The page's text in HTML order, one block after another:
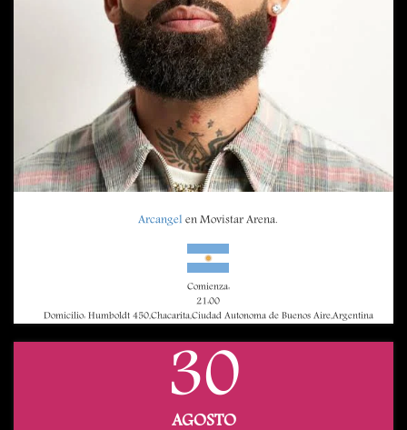
Arcangel en Movistar Arena.
Comienza:
21:00
Domicilio: Humboldt 450,Chacarita,Ciudad Autonoma de Buenos Aire,Argentina
30
AGOSTO